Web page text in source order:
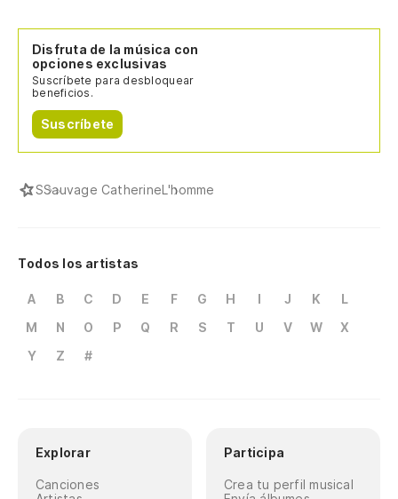
Disfruta de la música con
opciones exclusivas
Suscríbete para desbloquear
beneficios.
Suscríbete
SSauvage CatherineL'homme
Todos los artistas
A B C D E F G H I J K
L
M
N O P Q R S T U V W
X
Y
Z #
Explorar
Canciones
Participa
Crea tu perfil musical